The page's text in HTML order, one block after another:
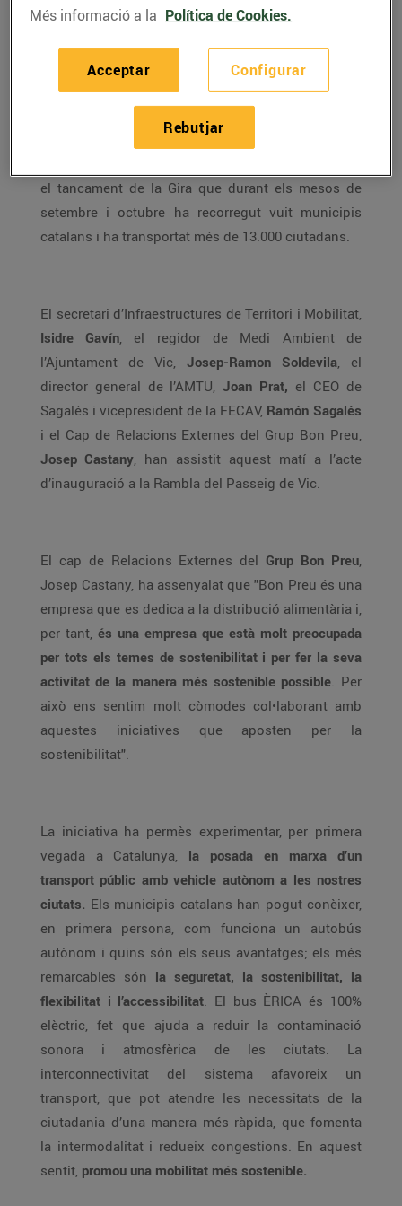
l’Associació de municipis per la Mobilitat i el
Transport Urbà(AMTU) i amb el suport del
, amb
el tancament de la Gira que durant els mesos de
setembre i octubre ha recorregut vuit municipis
catalans i ha transportat més de 13.000 ciutadans.
El secretari d’Infraestructures de Territori i Mobilitat,
Isidre Gavín, el regidor de Medi Ambient de
l’Ajuntament de Vic, Josep-Ramon Soldevila, el
director general de l’AMTU, Joan Prat, el CEO de
Sagalés i vicepresident de la FECAV, Ramón Sagalés
i el Cap de Relacions Externes del Grup Bon Preu,
Josep Castany, han assistit aquest matí a l’acte
d’inauguració a la Rambla del Passeig de Vic.
El cap de Relacions Externes del Grup Bon Preu,
Josep Castany, ha assenyalat que "Bon Preu és una
empresa que es dedica a la distribució alimentària i,
per tant, és una empresa que està molt preocupada
per tots els temes de sostenibilitat i per fer la seva
activitat de la manera més sostenible possible. Per
això ens sentim molt còmodes col•laborant amb
aquestes iniciatives que aposten per la
sostenibilitat".
La iniciativa ha permès experimentar, per primera
vegada a Catalunya, la posada en marxa d’un
transport públic amb vehicle autònom a les nostres
ciutats. Els municipis catalans han pogut conèixer,
en primera persona, com funciona un autobús
autònom i quins són els seus avantatges; els més
remarcables són la seguretat, la sostenibilitat, la
flexibilitat i l’accessibilitat. El bus ÈRICA és 100%
elèctric, fet que ajuda a reduir la contaminació
sonora i atmosfèrica de les ciutats. La
interconnectivitat del sistema afavoreix un
transport, que pot atendre les necessitats de la
ciutadania d’una manera més ràpida, que fomenta
la intermodalitat i redueix congestions. En aquest
sentit, promou una mobilitat més sostenible.
Més informació a la Política de Cookies.
Configurar
Rebutjar
Acceptar